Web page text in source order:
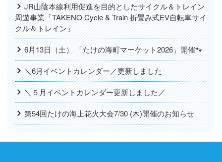
JR山陰本線利用促進を目的としたサイクル＆トレイン
周遊事業「TAKENO Cycle & Train 折畳み式EV自転車サイ
クル＆トレイン」
6月13日（土） 「たけの海町マーケット2026」開催🐾
＼6月イベントカレンダー／更新しました
＼５月イベントカレンダー更新しました／
第54回たけの海上花火大会7/30 (木)開催のお知らせ